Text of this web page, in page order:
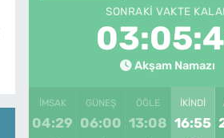
SONRAKI VAKTE
Akşam Namazı
İMSAK
04:29
GÜNEŞ
06:00
ÖĞLE
13:08
İKINDI
16:55